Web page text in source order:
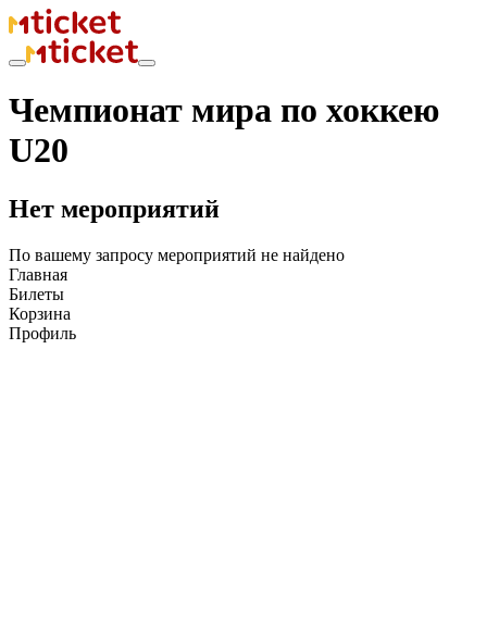
Чемпионат мира по хоккею
U20
Нет мероприятий
По вашему запросу мероприятий не найдено
Главная
Билеты
Корзина
Профиль